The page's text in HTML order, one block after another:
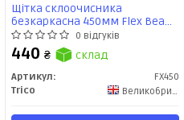
Щітка склоочисника
безкаркасна 450мм Flex Beam
Blade (FX450) TRICO
0 відгуків
440 ₴ склад
Артикул:
FX450
Trico
Великобритания